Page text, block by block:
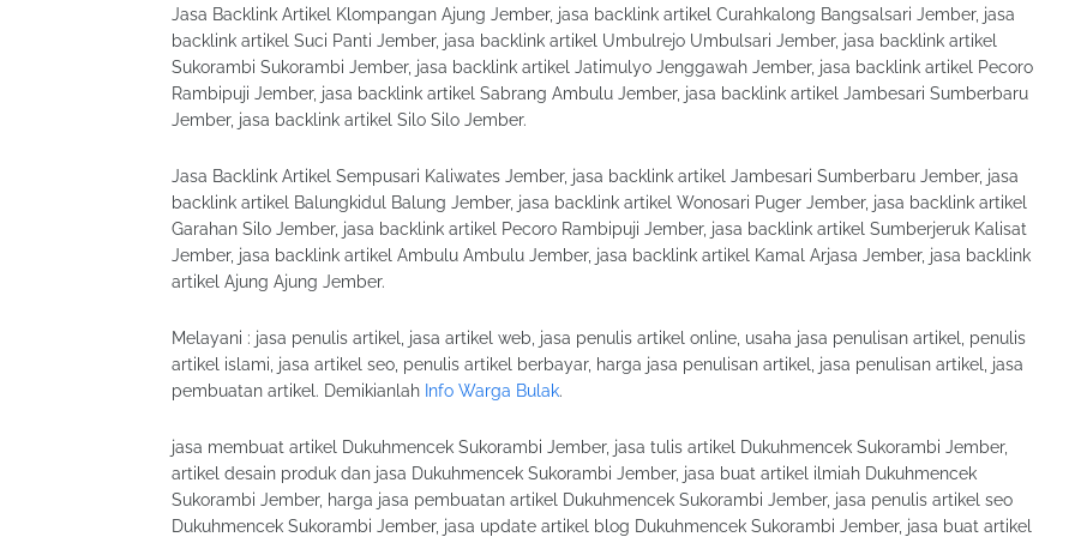
Jasa Backlink Artikel Klompangan Ajung Jember, jasa backlink artikel Curahkalong Bangsalsari Jember, jasa
backlink artikel Suci Panti Jember, jasa backlink artikel Umbulrejo Umbulsari Jember, jasa backlink artikel
Sukorambi Sukorambi Jember, jasa backlink artikel Jatimulyo Jenggawah Jember, jasa backlink artikel Pecoro
Rambipuji Jember, jasa backlink artikel Sabrang Ambulu Jember, jasa backlink artikel Jambesari Sumberbaru
Jember, jasa backlink artikel Silo Silo Jember.
Jasa Backlink Artikel Sempusari Kaliwates Jember, jasa backlink artikel Jambesari Sumberbaru Jember, jasa
backlink artikel Balungkidul Balung Jember, jasa backlink artikel Wonosari Puger Jember, jasa backlink artikel
Garahan Silo Jember, jasa backlink artikel Pecoro Rambipuji Jember, jasa backlink artikel Sumberjeruk Kalisat
Jember, jasa backlink artikel Ambulu Ambulu Jember, jasa backlink artikel Kamal Arjasa Jember, jasa backlink
artikel Ajung Ajung Jember.
Melayani : jasa penulis artikel, jasa artikel web, jasa penulis artikel online, usaha jasa penulisan artikel, penulis
artikel islami, jasa artikel seo, penulis artikel berbayar, harga jasa penulisan artikel, jasa penulisan artikel, jasa
pembuatan artikel. Demikianlah Info Warga Bulak.
jasa membuat artikel Dukuhmencek Sukorambi Jember, jasa tulis artikel Dukuhmencek Sukorambi Jember,
artikel desain produk dan jasa Dukuhmencek Sukorambi Jember, jasa buat artikel ilmiah Dukuhmencek
Sukorambi Jember, harga jasa pembuatan artikel Dukuhmencek Sukorambi Jember, jasa penulis artikel seo
Dukuhmencek Sukorambi Jember, jasa update artikel blog Dukuhmencek Sukorambi Jember, jasa buat artikel